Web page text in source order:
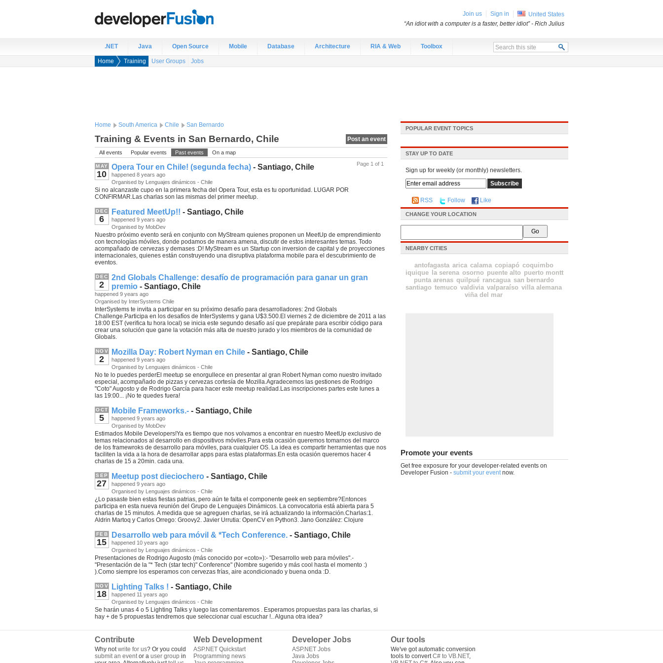
.NET Java Open Source Mobile Database Architecture RIA & Web Toolbox
Home Training User Groups Jobs
Home South America Chile San Bernardo
Post an event
Training & Events in San Bernardo, Chile
All events Popular events Past events
On a map
Page 1 of 1
MAY
10
Opera Tour en Chile! (segunda fecha)- Santiago, Chile
happened 8 years ago
Organised by Lenguajes dinámicos - Chile
Si no alcanzaste cupo en la primera fecha del Opera Tour, esta es tu oportunidad. LUGAR POR
CONFIRMAR.Las charlas son las mismas del primer meetup.
DEC
6
Featured MeetUp!! - Santiago, Chile
happened 9 years ago
Organised by MobDev
Nuestro próximo evento será en conjunto con MyStream quienes proponen un MeetUp de emprendimiento
con tecnologías móviles, donde podamos de manera amena, discutir de estos interesantes temas. Todo
acompañado de cervezas y demases :D! MyStream es un Startup con inversion de capital y de proyecciones
internacionales, quienes están construyendo una disruptiva plataforma mobile para el descubrimiento de
eventos.
DEC
2
2nd Globals Challenge: desafío de programación para ganar un gran
premio- Santiago, Chile
happened 9 years ago
Organised by InterSystems Chile
InterSystems te invita a participar en su próximo desafío para desarrolladores: 2nd Globals
Challenge.Participa en los desafíos de InterSystems y gana U$3.500.El viernes 2 de diciembre de 2011 a las
18:00 EST (verifica tu hora local) se inicia este segundo desafío así que prepárate para escribir código para
crear una solución que gane la votación más alta de nuestro jurado y los miembros de la comunidad de
Globals.
NOV
2
Mozilla Day: Robert Nyman en Chile- Santiago, Chile
happened 9 years ago
Organised by Lenguajes dinámicos - Chile
No te lo puedes perderEl meetup se enorgullece en presentar al gran Robert Nyman como nuestro invitado
especial, acompañado de pizzas y cervezas cortesía de Mozilla.Agradecemos las gestiones de Rodrigo
"Coto" Augosto y de Rodrigo García para hacer este meetup realidad.Las inscripciones partes este lunes a
las 19:00... ¡No te quedes fuera!
OCT
5
Mobile Frameworks.-- Santiago, Chile
happened 9 years ago
Organised by MobDev
Estimados Mobile Developers!Ya es tiempo que nos volvamos a encontrar en nuestro MeetUp exclusivo de
temas relacionados al desarrollo en dispositivos móviles.Para esta ocasión queremos tomarnos del marco
de los framewroks de desarrollo para móviles, para cualquier OS. La idea es compartir herramientas que nos
faciliten la vida a la hora de desarrollar apps para estas plataformas.En esta ocasión queremos hacer 4
charlas de 15 a 20min. cada una.
SEP
27
Meetup post dieciochero- Santiago, Chile
happened 9 years ago
Organised by Lenguajes dinámicos - Chile
¿Lo pasaste bien estas fiestas patrias, pero aún te falta el componente geek en septiembre?Entonces
participa en esta nueva reunión del Grupo de Lenguajes Dinámicos. La convocatoria está abierta para 5
charlas de 15 minutos. A medida que se agreguen charlas, se irá actualizando la información.Charlas:1.
Aldrin Martoq y Carlos Orrego: Groovy2. Javier Urrutia: OpenCV en Python3. Jano González: Clojure
FEB
15
Desarrollo web para móvil & *Tech Conference.- Santiago, Chile
happened 10 years ago
Organised by Lenguajes dinámicos - Chile
Presentaciones de Rodrigo Augosto (más conocido por «coto»):- "Desarrollo web para móviles".-
"Presentación de la "* Tech (star tech)" Conference" (Nombre sugerido y más cool hasta el momento :)
).Como siempre los esperamos con cervezas frías, aire acondicionado y buena onda :D.
NOV
18
Lighting Talks ! - Santiago, Chile
happened 11 years ago
Organised by Lenguajes dinámicos - Chile
Se harán unas 4 o 5 Lighting Talks y luego las comentaremos . Esperamos propuestas para las charlas, si
hay + de 5 propuestas tendremos que seleccionar cual escuchar !.. Alguna otra idea?
POPULAR EVENT TOPICS
STAY UP TO DATE
Sign up for weekly (or monthly) newsletters.
RSS Follow Like
CHANGE YOUR LOCATION
NEARBY CITIES
antofagasta arica calama copiapó coquimbo
iquique
la serena osorno puente alto puerto montt
punta arenas quilpué rancagua san bernardo
santiago temuco valdivia valparaíso villa alemana
viña del mar
Promote your events
Get free exposure for your developer-related events on
Developer Fusion - submit your eventnow.
Contribute
Why notwrite for us? Or you could
submit an eventor a user group in
Web Development
ASP.NET Quickstart
Programming news
Developer Jobs
ASP.NET Jobs
Java Jobs
Our tools
We've got automatic conversion
tools to convertC# to VB.NET,
Join us Sign in
United States
“An idiot with a computer is a faster, better idiot”- Rich Julius